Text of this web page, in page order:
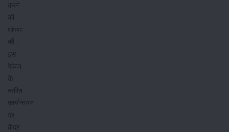
करने
की
घोषणा
की।
इस
पैकेज
के
त्‍वरित
कार्यान्वयन
पर
केंद्र